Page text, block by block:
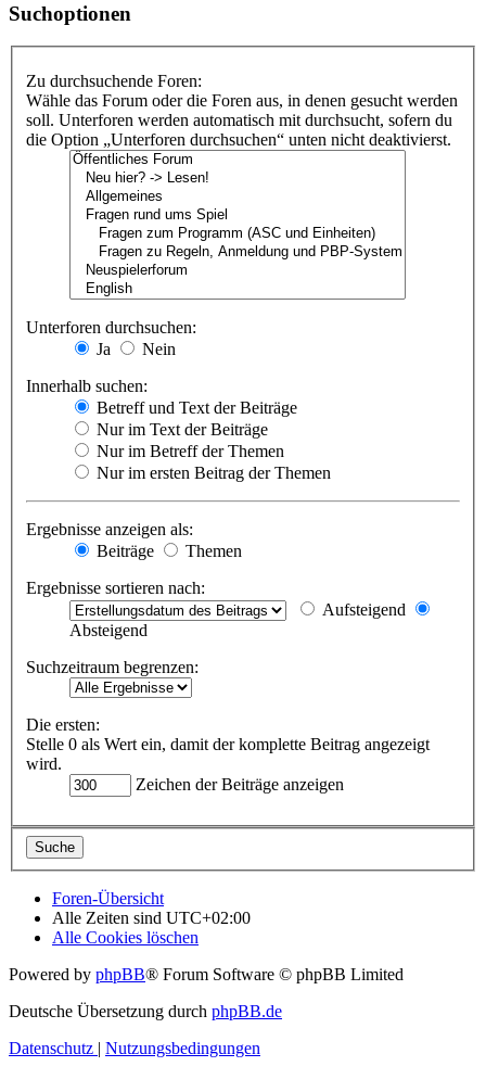
Suchoptionen
Zu durchsuchende Foren:
Wähle das Forum oder die Foren aus, in denen gesucht werden
soll. Unterforen werden automatisch mit durchsucht, sofern du
die Option „Unterforen durchsuchen“ unten nicht deaktivierst.
Unterforen durchsuchen:
Ja
Nein
Innerhalb suchen:
Betreff und Text der Beiträge
Nur im Text der Beiträge
Nur im Betreff der Themen
Nur im ersten Beitrag der Themen
Ergebnisse anzeigen als:
Beiträge
Themen
Ergebnisse sortieren nach:
Aufsteigend
Absteigend
Suchzeitraum begrenzen:
Die ersten:
Stelle 0 als Wert ein, damit der komplette Beitrag angezeigt
wird.
Zeichen der Beiträge anzeigen
Foren-Übersicht
Alle Zeiten sind UTC+02:00
Alle Cookies löschen
Powered by phpBB® Forum Software © phpBB Limited
Deutsche Übersetzung durch phpBB.de
Datenschutz | Nutzungsbedingungen